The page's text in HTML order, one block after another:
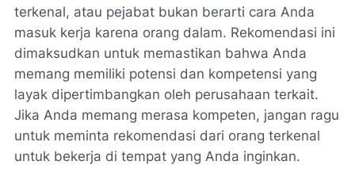
terkenal, atau pejabat bukan berarti cara Anda
masuk kerja karena orang dalam. Rekomendasi ini
dimaksudkan untuk memastikan bahwa Anda
memang memiliki potensi dan kompetensi yang
layak dipertimbangkan oleh perusahaan terkait.
Jika Anda memang merasa kompeten, jangan ragu
untuk meminta rekomendasi dari orang terkenal
untuk bekerja di tempat yang Anda inginkan.